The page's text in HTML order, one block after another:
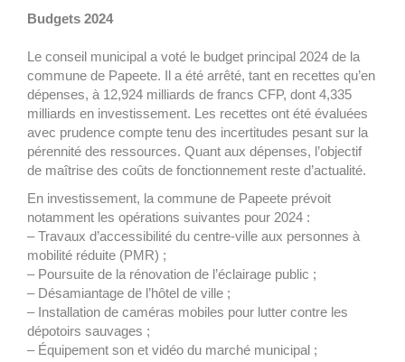
Budgets 2024
Le conseil municipal a voté le budget principal 2024 de la
commune de Papeete. Il a été arrêté, tant en recettes qu’en
dépenses, à 12,924 milliards de francs CFP, dont 4,335
milliards en investissement. Les recettes ont été évaluées
avec prudence compte tenu des incertitudes pesant sur la
pérennité des ressources. Quant aux dépenses, l’objectif
de maîtrise des coûts de fonctionnement reste d’actualité.
En investissement, la commune de Papeete prévoit
notamment les opérations suivantes pour 2024 :
– Travaux d’accessibilité du centre-ville aux personnes à
mobilité réduite (PMR) ;
– Poursuite de la rénovation de l’éclairage public ;
– Désamiantage de l’hôtel de ville ;
– Installation de caméras mobiles pour lutter contre les
dépotoirs sauvages ;
– Équipement son et vidéo du marché municipal ;